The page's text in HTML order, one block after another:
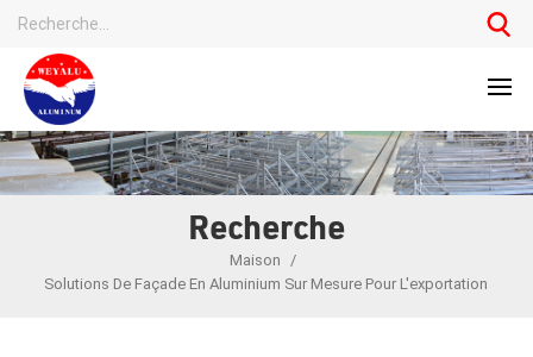
Recherche
Maison
/
Solutions De Façade En Aluminium Sur Mesure Pour L'exportation